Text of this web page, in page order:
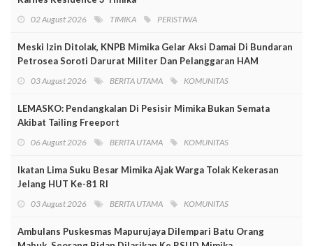
02 August 2026 TIMIKA PERISTIWA
Meski Izin Ditolak, KNPB Mimika Gelar Aksi Damai Di Bundaran
Petrosea Soroti Darurat Militer Dan Pelanggaran HAM
03 August 2026 BERITA UTAMA KOMUNITAS
LEMASKO: Pendangkalan Di Pesisir Mimika Bukan Semata
Akibat Tailing Freeport
06 August 2026 BERITA UTAMA KOMUNITAS
Ikatan Lima Suku Besar Mimika Ajak Warga Tolak Kekerasan
Jelang HUT Ke-81 RI
03 August 2026 BERITA UTAMA KOMUNITAS
Ambulans Puskesmas Mapurujaya Dilempari Batu Orang